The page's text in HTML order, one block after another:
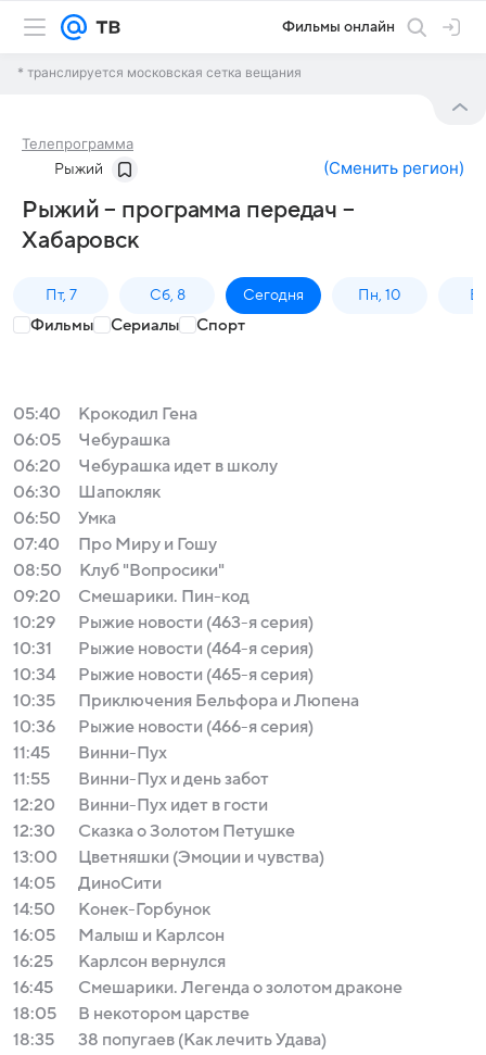
Фильмы онлайн
* транслируется московская сетка вещания
Телепрограмма
Рыжий (Сменить регион)
Рыжий – программа передач –
Хабаровск
Пт, 7 Сб, 8 Сегодня Пн, 10
Фильмы Сериалы Спорт
05:40
Крокодил Гена
06:05
Чебурашка
06:20
Чебурашка идет в школу
06:30
Шапокляк
06:50
Умка
07:40
Про Миру и Гошу
08:50
Клуб "Вопросики"
09:20
Смешарики. Пин-код
10:29
Рыжие новости (463-я серия)
10:31
Рыжие новости (464-я серия)
10:34
Рыжие новости (465-я серия)
10:35
Приключения Бельфора и Люпена
10:36
Рыжие новости (466-я серия)
11:45
Винни-Пух
11:55
Винни-Пух и день забот
12:20
Винни-Пух идет в гости
12:30
Сказка о Золотом Петушке
13:00
Цветняшки (Эмоции и чувства)
14:05
ДиноСити
14:50
Конек-Горбунок
16:05
Малыш и Карлсон
16:25
Карлсон вернулся
16:45
Смешарики. Легенда о золотом драконе
18:05
В некотором царстве
18:35
38 попугаев (Как лечить Удава)